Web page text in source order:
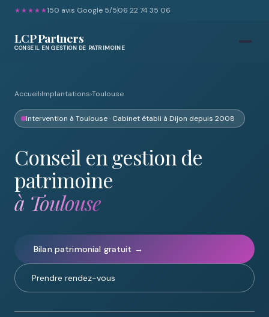
★★★★★150 avis Google 5/506 22 74 35 06
LCP Partners
CONSEIL EN GESTION DE PATRIMOINE
Accueil›Implantations›Toulouse
Intervention à Toulouse · Cabinet établi à Dijon depuis 2008
Conseil en gestion de
patrimoine
à Toulouse
Bilan patrimonial gratuit →
Prendre rendez-vous